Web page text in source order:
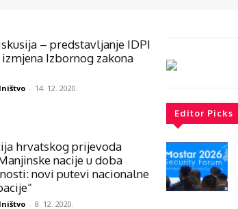
– predstavljanje IDPI
Izbornog zakona
- 14. 12. 2020.
hrvatskog prijevoda
nacije u doba
novi putevi nacionalne
- 8. 12. 2020.
Editor Picks